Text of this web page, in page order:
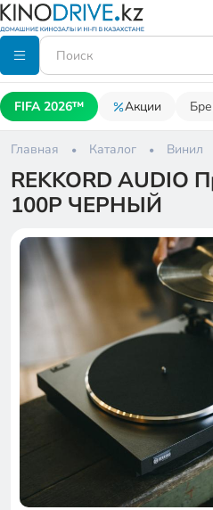
FIFA 2026™ Акции
Главная Каталог Винил
REKKORD AUDIO
100Р ЧЕРНЫЙ